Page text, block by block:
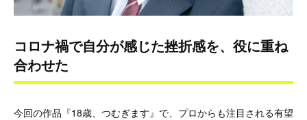
コロナ禍で自分が感じた挫折感を、役に重ね
合わせた
今回の作品『18歳、つむぎます』で、プロからも注目される有望